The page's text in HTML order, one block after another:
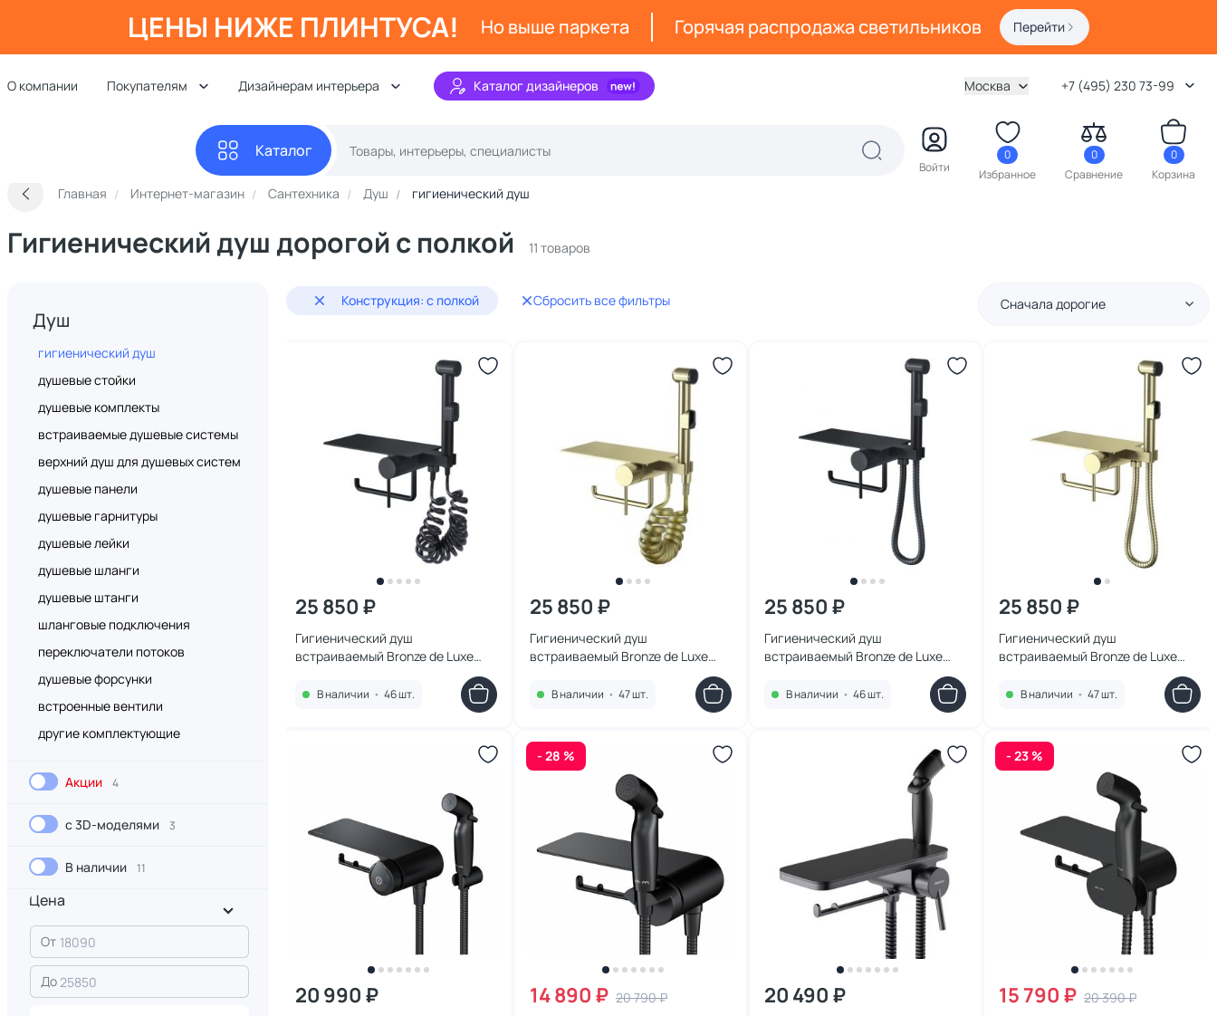
ЦЕНЫ НИЖЕ ПЛИНТУСА! Но выше паркета Горячая распродажа светильников Перейти
О компании Покупателям Дизайнерам интерьера Каталог дизайнеров Москва +7 (495) 230 73-99
Каталог
Войти
0
Избранное
0
Сравнение
0
Корзина
Главная Интернет-магазин Сантехника Душ гигиенический душ
Гигиенический душ дорогой с полкой 11 товаров
Душ
гигиенический душ
душевые стойки
душевые комплекты
встраиваемые душевые системы
верхний душ для душевых систем
душевые панели
душевые гарнитуры
душевые лейки
душевые шланги
душевые штанги
шланговые подключения
переключатели потоков
душевые форсунки
встроенные вентили
другие комплектующие
Акции 4
с 3D-моделями 3
В наличии 11
Цена
От
До
Конструкция: с полкой Сбросить все фильтры Сначала дорогие
25 850 ₽
Гигиенический душ
встраиваемый Bronze de Luxe
В наличии • 46 шт.
25 850 ₽
Гигиенический душ
встраиваемый Bronze de Luxe
В наличии • 47 шт.
25 850 ₽
Гигиенический душ
встраиваемый Bronze de Luxe
В наличии • 46 шт.
25 850 ₽
Гигиенический душ
встраиваемый Bronze de Luxe
В наличии • 47 шт.
20 990 ₽
- 28 %
14 890 ₽ 20 790 ₽
20 490 ₽
- 23 %
15 790 ₽ 20 390 ₽